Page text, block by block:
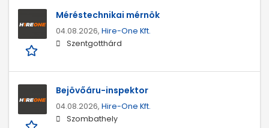
Méréstechnikai mérnök
04.08.2026, Hire-One Kft.
Szentgotthárd
Bejövőáru-inspektor
04.08.2026, Hire-One Kft.
Szombathely